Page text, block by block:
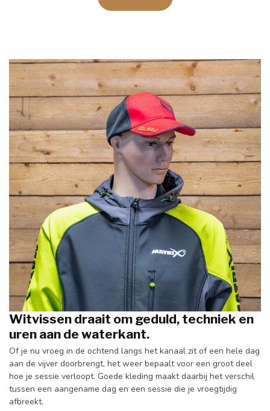
Witvissen draait om geduld, techniek en
uren aan de waterkant.
Of je nu vroeg in de ochtend langs het kanaal zit of een hele dag
aan de vijver doorbrengt, het weer bepaalt voor een groot deel
hoe je sessie verloopt. Goede kleding maakt daarbij het verschil
tussen een aangename dag en een sessie die je vroegtijdig
afbreekt.